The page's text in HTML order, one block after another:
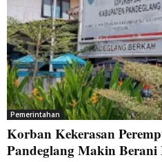
Pemerintahan
Korban Kekerasan
Pandeglang Makin